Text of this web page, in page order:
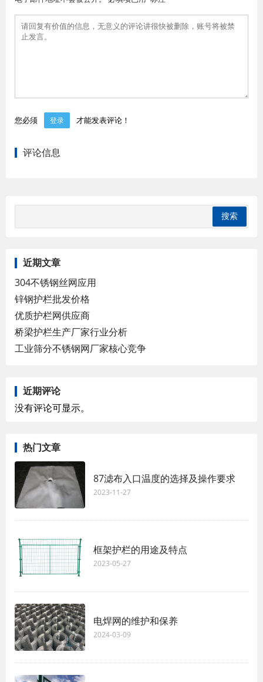
您必须 登录 才能发表评论！
评论信息
近期文章
304不锈钢丝网应用
锌钢护栏批发价格
优质护栏网供应商
桥梁护栏生产厂家行业分析
工业筛分不锈钢网厂家核心竞争
近期评论
没有评论可显示。
热门文章
87滤布入口温度的选择及操作要求
2023-11-27
框架护栏的用途及特点
2023-05-27
电焊网的维护和保养
2024-03-09